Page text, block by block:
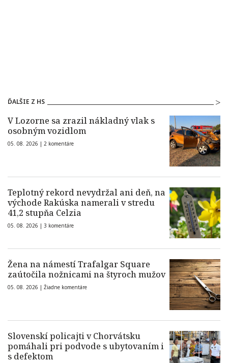
ĎALŠIE Z HS
V Lozorne sa zrazil nákladný vlak s
osobným vozidlom
05. 08. 2026 | 2 komentáre
Teplotný rekord nevydržal ani deň, na
východe Rakúska namerali v stredu
41,2 stupňa Celzia
05. 08. 2026 | 3 komentáre
Žena na námestí Trafalgar Square
zaútočila nožnicami na štyroch mužov
05. 08. 2026 | Žiadne komentáre
Slovenskí policajti v Chorvátsku
pomáhali pri podvode s ubytovaním i
s defektom